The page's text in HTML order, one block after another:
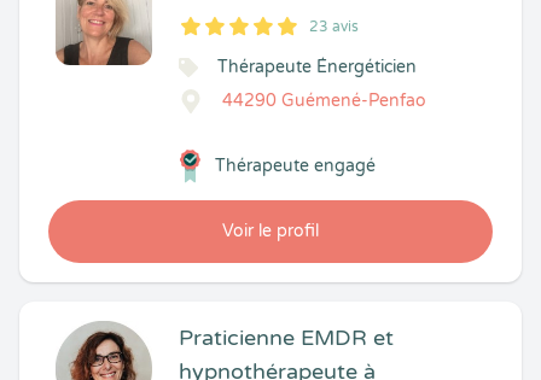
5
1
5
23 23 avis
Thérapeute Énergéticien
44290 Guémené-Penfao
Voir le profil
Thérapeute engagé
Praticienne EMDR et
hypnothérapeute à